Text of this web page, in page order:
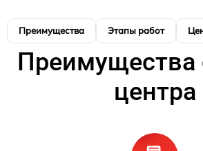
Преимущества Этапы работ
Преимущества
центра